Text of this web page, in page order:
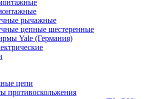
рычажные
цепные шестеренные
Yale (Германия)
цепи
противоскольжения